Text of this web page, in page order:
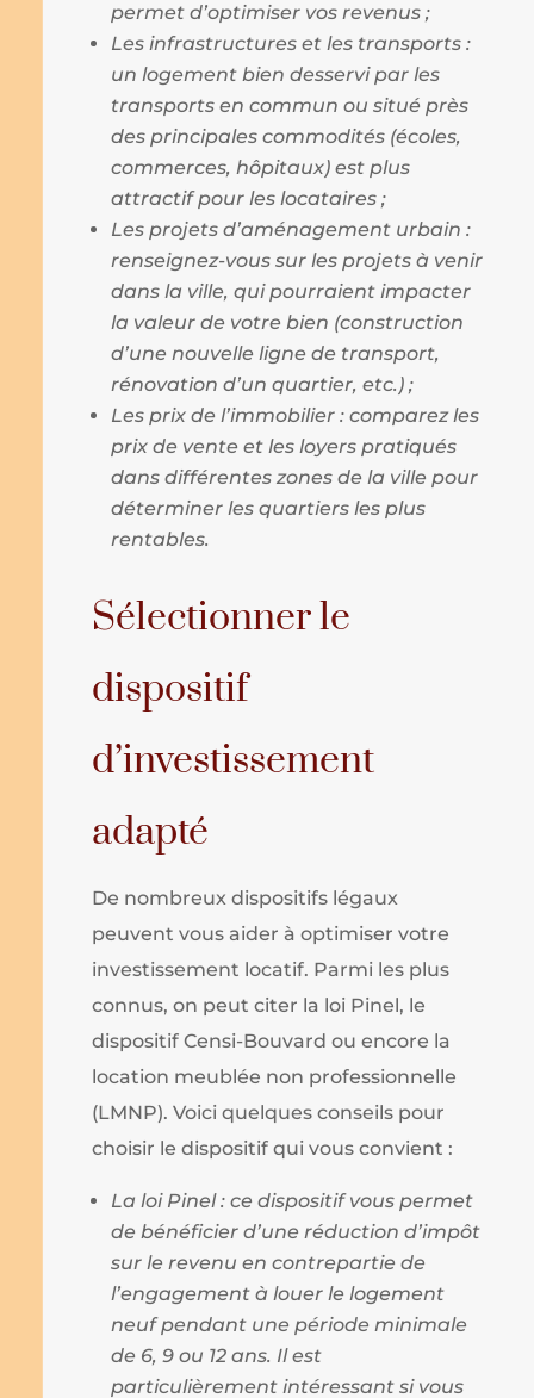
permet d’optimiser vos revenus ;
Les infrastructures et les transports :
un logement bien desservi par les
transports en commun ou situé près
des principales commodités (écoles,
commerces, hôpitaux) est plus
attractif pour les locataires ;
Les projets d’aménagement urbain :
renseignez-vous sur les projets à venir
dans la ville, qui pourraient impacter
la valeur de votre bien (construction
d’une nouvelle ligne de transport,
rénovation d’un quartier, etc.) ;
Les prix de l’immobilier : comparez les
prix de vente et les loyers pratiqués
dans différentes zones de la ville pour
déterminer les quartiers les plus
rentables.
Sélectionner le
dispositif
d’investissement
adapté
De nombreux dispositifs légaux
peuvent vous aider à optimiser votre
investissement locatif. Parmi les plus
connus, on peut citer la loi Pinel, le
dispositif Censi-Bouvard ou encore la
location meublée non professionnelle
(LMNP). Voici quelques conseils pour
choisir le dispositif qui vous convient :
La loi Pinel : ce dispositif vous permet
de bénéficier d’une réduction d’impôt
sur le revenu en contrepartie de
l’engagement à louer le logement
neuf pendant une période minimale
de 6, 9 ou 12 ans. Il est
particulièrement intéressant si vous